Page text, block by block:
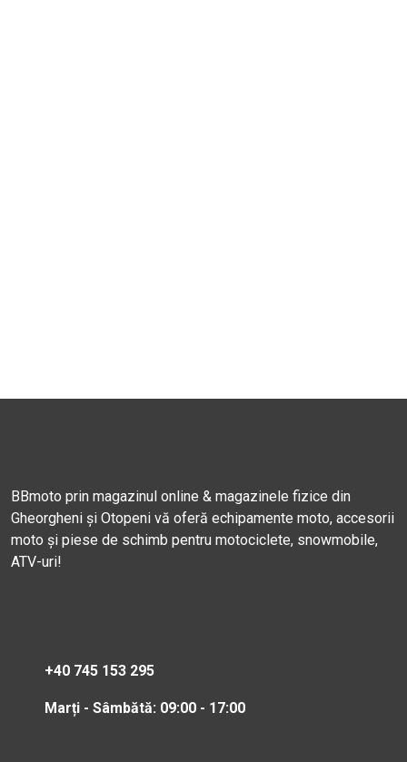
BBmoto prin magazinul online & magazinele fizice din
Gheorgheni și Otopeni vă oferă echipamente moto, accesorii
moto și piese de schimb pentru motociclete, snowmobile,
ATV-uri!
+40 745 153 295
Marți - Sâmbătă: 09:00 - 17:00